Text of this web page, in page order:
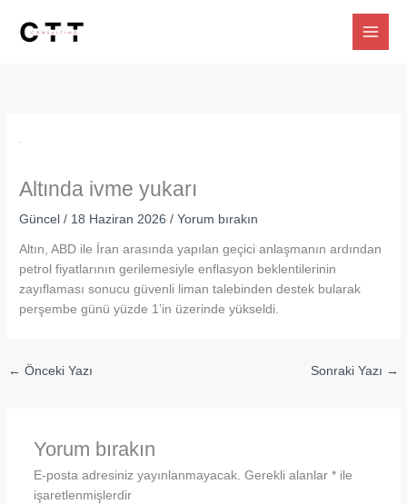
Altında ivme yukarı
Güncel / 18 Haziran 2026/Yorum bırakın
Altın, ABD ile İran arasında yapılan geçici anlaşmanın ardından
petrol fiyatlarının gerilemesiyle enflasyon beklentilerinin
zayıflaması sonucu güvenli liman talebinden destek bularak
perşembe günü yüzde 1’in üzerinde yükseldi.
← Önceki Yazı Sonraki Yazı →
Yorum bırakın
E-posta adresiniz yayınlanmayacak. Gerekli alanlar *ile
işaretlenmişlerdir